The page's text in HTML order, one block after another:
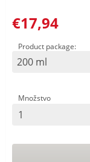
€17,94
Product package:
200 ml
Množstvo